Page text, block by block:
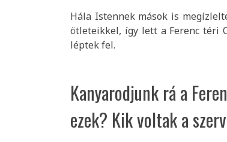
Hála Istennek mások is
ötleteikkel, így lett a Ferenc téri
léptek fel.
Kanyarodjunk rá a
ezek? Kik voltak a